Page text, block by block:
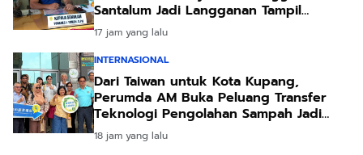
Santalum Jadi Langganan Tampil
Sambut Pejabat
17 jam yang lalu
INTERNASIONAL
Dari Taiwan untuk Kota Kupang,
Perumda AM Buka Peluang Transfer
Teknologi Pengolahan Sampah Jadi
Energi
18 jam yang lalu